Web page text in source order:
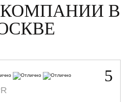
КОМПАНИИ В
5